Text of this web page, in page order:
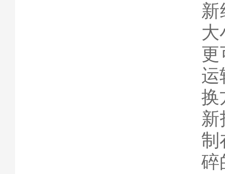
新
大
更
运
换
新
制
碎